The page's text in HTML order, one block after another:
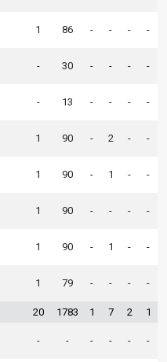
1 86 - - - -
- 30 - - - -
- 13 - - - -
1 90 - 2 - -
1 90 - 1 - -
1 90 - - - -
1 90 - 1 - -
1 79 - - - -
20 1783 1 7 2 1
- - - - - -